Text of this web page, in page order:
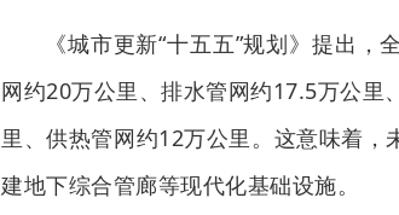
《城市更新“十五五”规划》提出
网约20万公里、排水管网约17.5万公里
里、供热管网约12万公里。这意味着
建地下综合管廊等现代化基础设施。